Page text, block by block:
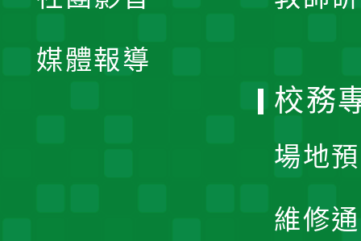
媒體報導
校務
場地
維修